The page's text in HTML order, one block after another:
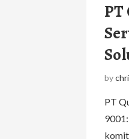
PT
by
PT